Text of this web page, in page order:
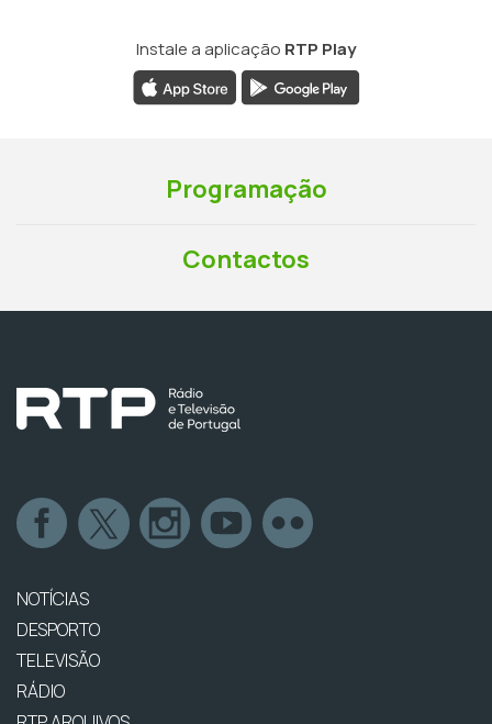
Instale a aplicação RTP Play
Programação
Contactos
NOTÍCIAS
DESPORTO
TELEVISÃO
RÁDIO